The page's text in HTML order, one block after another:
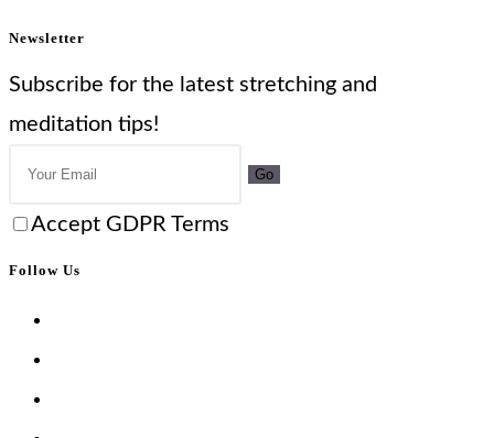
Newsletter
Subscribe for the latest stretching and
meditation tips!
Go
Accept GDPR Terms
Follow Us